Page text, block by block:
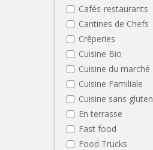
Cafés-restaurants
Cantines de Chefs
Crêperies
Cuisine Bio
Cuisine du marché
Cuisine Familiale
Cuisine sans gluten
En terrasse
Fast food
Food Trucks